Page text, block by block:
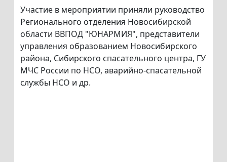
Участие в мероприятии приняли руководство
Регионального отделения Новосибирской
области ВВПОД "ЮНАРМИЯ", представители
управления образованием Новосибирского
района, Сибирского спасательного центра, ГУ
МЧС России по НСО, аварийно-спасательной
службы НСО и др.